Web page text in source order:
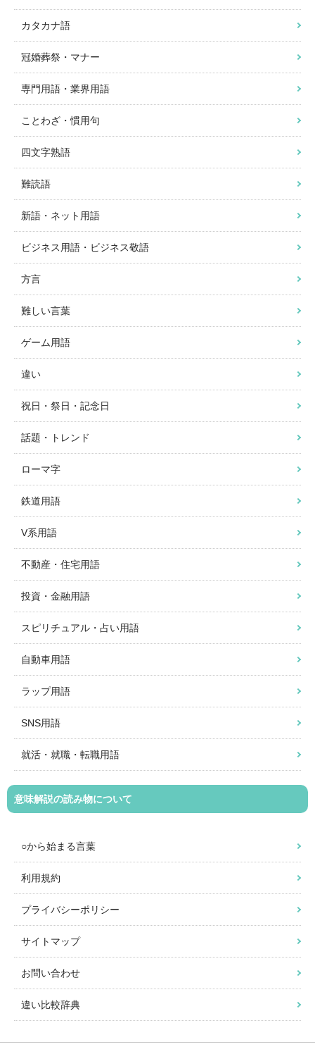
カタカナ語
冠婚葬祭・マナー
専門用語・業界用語
ことわざ・慣用句
四文字熟語
難読語
新語・ネット用語
ビジネス用語・ビジネス敬語
方言
難しい言葉
ゲーム用語
違い
祝日・祭日・記念日
話題・トレンド
ローマ字
鉄道用語
V系用語
不動産・住宅用語
投資・金融用語
スピリチュアル・占い用語
自動車用語
ラップ用語
SNS用語
就活・就職・転職用語
意味解説の読み物について
○から始まる言葉
利用規約
プライバシーポリシー
サイトマップ
お問い合わせ
違い比較辞典